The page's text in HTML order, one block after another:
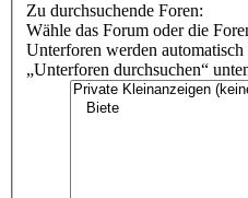
Zu durchsuchende Foren:
Wähle das Forum oder die
Unterforen werden
„Unterforen durchsuchen“